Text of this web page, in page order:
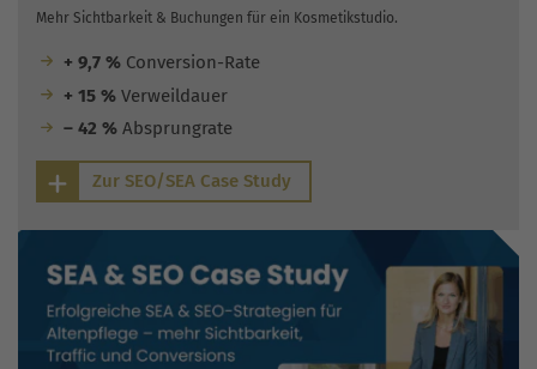
Mehr Sichtbarkeit & Buchungen für ein Kosmetikstudio.
+ 9,7 % Conversion-Rate
+ 15 % Verweildauer
– 42 % Absprungrate
Zur SEO/SEA Case Study